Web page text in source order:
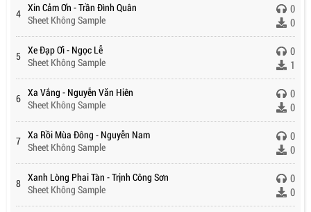
4 Xin Cảm Ơn - Trần Đình Quân
Sheet Không Sample
0
0
5 Xe Đạp Ơi - Ngọc Lễ
Sheet Không Sample
0
1
6 Xa Vắng - Nguyễn Văn Hiên
Sheet Không Sample
0
0
7 Xa Rồi Mùa Đông - Nguyễn Nam
Sheet Không Sample
0
0
8 Xanh Lòng Phai Tàn - Trịnh Công Sơn
Sheet Không Sample
0
0